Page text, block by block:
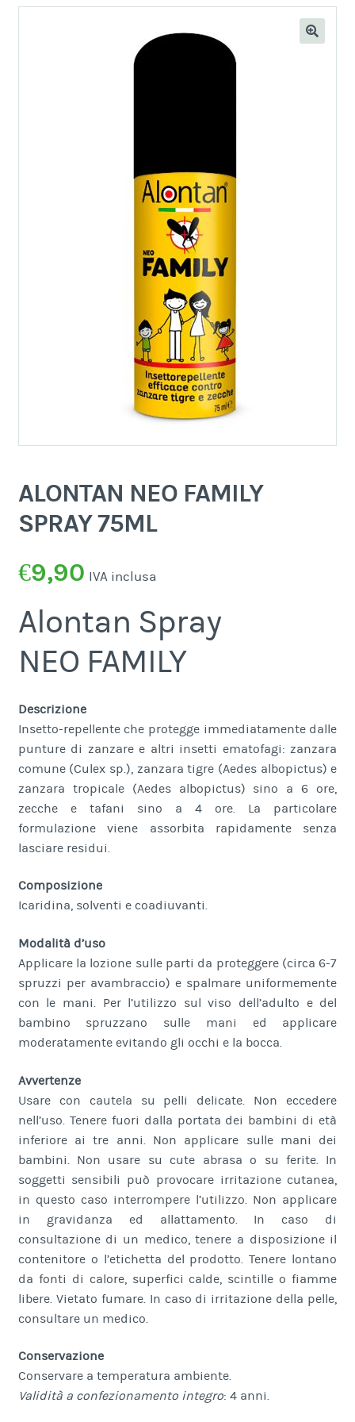
ALONTAN NEO FAMILY
SPRAY 75ML
€9,90 IVA inclusa
Alontan Spray
NEO FAMILY
Descrizione
Insetto-repellente che protegge immediatamente dalle
punture di zanzare e altri insetti ematofagi: zanzara
comune (Culex sp.), zanzara tigre (Aedes albopictus) e
zanzara tropicale (Aedes albopictus) sino a 6 ore,
zecche e tafani sino a 4 ore. La particolare
formulazione viene assorbita rapidamente senza
lasciare residui.
Composizione
Icaridina, solventi e coadiuvanti.
Modalità d’uso
Applicare la lozione sulle parti da proteggere (circa 6-7
spruzzi per avambraccio) e spalmare uniformemente
con le mani. Per l’utilizzo sul viso dell’adulto e del
bambino spruzzano sulle mani ed applicare
moderatamente evitando gli occhi e la bocca.
Avvertenze
Usare con cautela su pelli delicate. Non eccedere
nell’uso. Tenere fuori dalla portata dei bambini di età
inferiore ai tre anni. Non applicare sulle mani dei
bambini. Non usare su cute abrasa o su ferite. In
soggetti sensibili può provocare irritazione cutanea,
in questo caso interrompere l’utilizzo. Non applicare
in gravidanza ed allattamento. In caso di
consultazione di un medico, tenere a disposizione il
contenitore o l’etichetta del prodotto. Tenere lontano
da fonti di calore, superfici calde, scintille o fiamme
libere. Vietato fumare. In caso di irritazione della pelle,
consultare un medico.
Conservazione
Conservare a temperatura ambiente.
Validità a confezionamento integro: 4 anni.